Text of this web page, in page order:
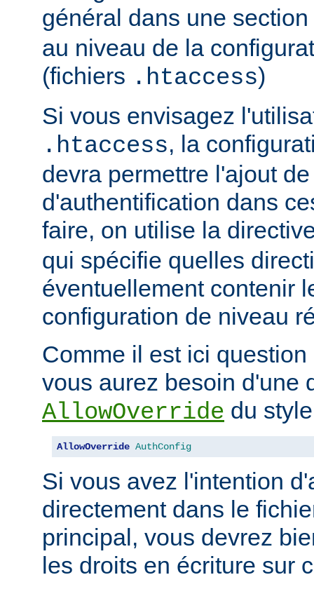
général dans une section
au niveau de la
(fichiers .htaccess)
Si vous envisagez
.htaccess, la
devra permettre l'ajout
d'authentification dans
faire, on utilise la
qui spécifie quelles
éventuellement contenir
configuration de niveau
Comme il est ici
vous aurez besoin d'une
AllowOverride du
AllowOverride AuthConfig
Si vous avez l'intention
directement dans le
principal, vous devrez
les droits en écriture sur